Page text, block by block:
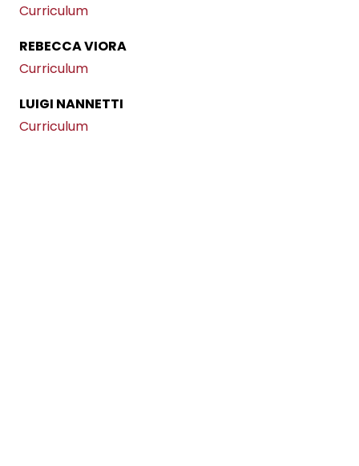
Curriculum
REBECCA VIORA
Curriculum
LUIGI NANNETTI
Curriculum